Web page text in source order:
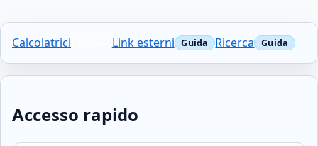
Calcolatrici Link esterni Ricerca
Accesso rapido